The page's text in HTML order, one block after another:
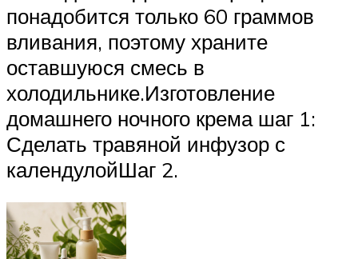
понадобится только 60 граммов
вливания, поэтому храните
оставшуюся смесь в
холодильнике.Изготовление
домашнего ночного крема шаг 1:
Сделать травяной инфузор с
календулойШаг 2.